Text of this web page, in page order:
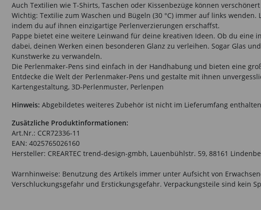
Auch Textilien wie T-Shirts, Taschen oder Kissenbezüge können
Wichtig: Textilie zum Waschen und Bügeln (30 °C) immer auf links
indem du auf ihnen einzigartige Perlenverzierungen erschaffst.
Pappe bietet eine weitere Leinwand für deine kreativen Ideen. Ob du eine
dabei, deinen Werken einen besonderen Glanz zu verleihen. Sogar Glas
Kunstwerke zu verwandeln.
Die Perlenmaker-Pens sind einfach in der Handhabung und bieten eine
Entdecke die Welt der Perlenmaker-Pens und gestalte mit ihnen
Kartengestaltung, 3D-Perlenmuster, Perlenpen
Hinweis: Abgebildetes weiteres Zubehör ist nicht im Lieferumfang
Zusätzliche Produktinformationen:
Art.Nr.: CCR72336-11
EAN: 4025765026160
Hersteller: CREARTEC trend-design-gmbh, Lauenbühlstr. 59, 88161
Warnhinweise: Benutzung des Artikels immer unter Aufsicht von
Verschluckungsgefahr und Erstickungsgefahr. Verpackungsteile sind kein